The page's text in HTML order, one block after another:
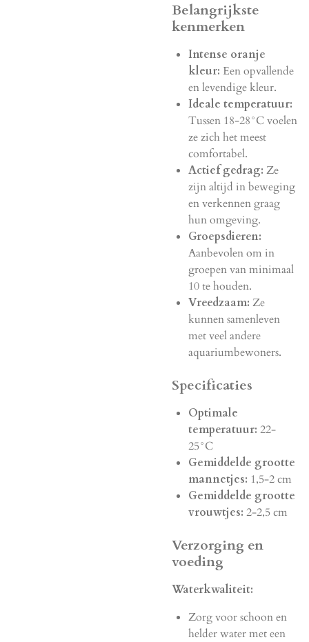
Belangrijkste
kenmerken
Intense oranje
kleur: Een opvallende
en levendige kleur.
Ideale temperatuur:
Tussen 18-28°C voelen
ze zich het meest
comfortabel.
Actief gedrag: Ze
zijn altijd in beweging
en verkennen graag
hun omgeving.
Groepsdieren:
Aanbevolen om in
groepen van minimaal
10 te houden.
Vreedzaam: Ze
kunnen samenleven
met veel andere
aquariumbewoners.
Specificaties
Optimale
temperatuur: 22-
25°C
Gemiddelde grootte
mannetjes: 1,5-2 cm
Gemiddelde grootte
vrouwtjes: 2-2,5 cm
Verzorging en
voeding
Waterkwaliteit:
Zorg voor schoon en
helder water met een